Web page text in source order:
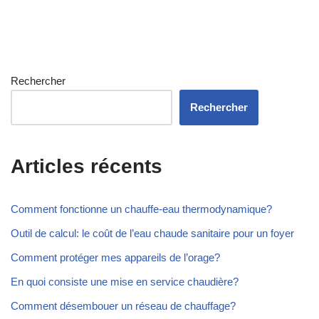
Rechercher
Rechercher
Articles récents
Comment fonctionne un chauffe-eau thermodynamique?
Outil de calcul: le coût de l’eau chaude sanitaire pour un foyer
Comment protéger mes appareils de l’orage?
En quoi consiste une mise en service chaudière?
Comment désembouer un réseau de chauffage?